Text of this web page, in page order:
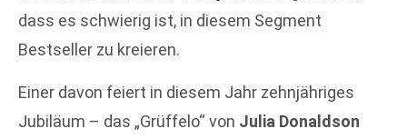
dass es schwierig ist, in diesem Segment
Bestseller zu kreieren.
Einer davon feiert in diesem Jahr zehnjähriges
Jubiläum – das „Grüffelo“ von Julia Donaldson